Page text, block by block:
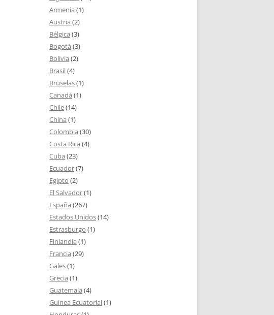
Armenia (1)
Austria (2)
Bélgica (3)
Bogotá (3)
Bolivia (2)
Brasil(4)
Bruselas(1)
Canadá (1)
Chile(14)
China (1)
Colombia (30)
Costa Rica (4)
Cuba (23)
Ecuador(7)
Egipto (2)
El Salvador(1)
España (267)
Estados Unidos(14)
Estrasburgo (1)
Finlandia (1)
Francia (29)
Gales(1)
Grecia (1)
Guatemala (4)
Guinea Ecuatorial(1)